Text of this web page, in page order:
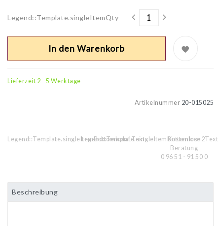
Legend::Template.singleItemQty
In den Warenkorb
Lieferzeit 2 - 5 Werktage
Artikelnummer 20-015025
Legend::Template.singleItemBottomIcon1TextLegend::Template.singleItemBottomIcon2Text
Kostenlose
Beratung
0 96 51 - 91 50 0
Beschreibung